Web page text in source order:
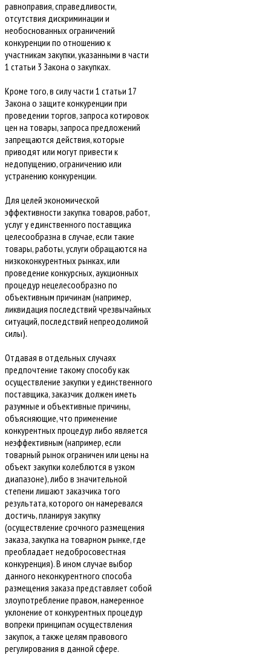
равноправия, справедливости,
отсутствия дискриминации и
необоснованных ограничений
конкуренции по отношению к
участникам закупки, указанными в части
1 статьи 3 Закона о закупках.
Кроме того, в силу части 1 статьи 17
Закона о защите конкуренции при
проведении торгов, запроса котировок
цен на товары, запроса предложений
запрещаются действия, которые
приводят или могут привести к
недопущению, ограничению или
устранению конкуренции.
Для целей экономической
эффективности закупка товаров, работ,
услуг у единственного поставщика
целесообразна в случае, если такие
товары, работы, услуги обращаются на
низкоконкурентных рынках, или
проведение конкурсных, аукционных
процедур нецелесообразно по
объективным причинам (например,
ликвидация последствий чрезвычайных
ситуаций, последствий непреодолимой
силы).
Отдавая в отдельных случаях
предпочтение такому способу как
осуществление закупки у единственного
поставщика, заказчик должен иметь
разумные и объективные причины,
объясняющие, что применение
конкурентных процедур либо является
неэффективным (например, если
товарный рынок ограничен или цены на
объект закупки колеблются в узком
диапазоне), либо в значительной
степени лишают заказчика того
результата, которого он намеревался
достичь, планируя закупку
(осуществление срочного размещения
заказа, закупка на товарном рынке, где
преобладает недобросовестная
конкуренция). В ином случае выбор
данного неконкурентного способа
размещения заказа представляет собой
злоупотребление правом, намеренное
уклонение от конкурентных процедур
вопреки принципам осуществления
закупок, а также целям правового
регулирования в данной сфере.